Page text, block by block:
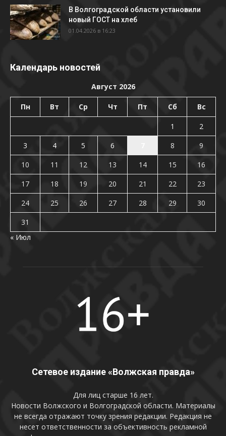
В Волгоградской области установили
новый ГОСТ на хлеб
01.04.2026 в 16:23
Календарь новостей
Август 2026
Пн Вт Ср Чт Пт Сб Вс
1
2
3
4 5 6 8
9
10
11 12 13 14 15
16
17
18 19 20 21 22
23
24
25 26 27 28 29
30
31
« Июл
Сетевое издание «Волжская правда»
Для лиц старше 16 лет.
Новости Волжского и Волгоградской области. Материалы
не всегда отражают точку зрения редакции. Редакция не
несет ответственности за объективность рекламной